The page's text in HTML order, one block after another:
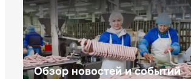
Обзор новостей и событий